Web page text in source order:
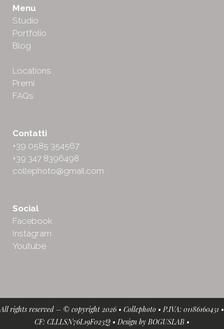
Menu
Studio
Portfolio
Blog
Locations
Premi
FAQs
Contatti
+39 0585 354567
+39 347 8396498
collephoto@gmail.com
Social
Facebook
Instagram
Youtube
All rights reserved – © copyright 2026 • Collephoto • P.IVA: 01186160451 •
CF: CLLLSN76L19F023Q • Design byBOGUSLAB •